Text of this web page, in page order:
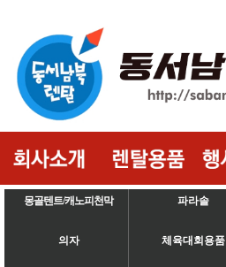
몽골텐트/캐노피천막 파라솔
의자 체육대회용품